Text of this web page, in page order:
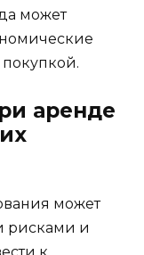
может
аренде
может
рисками и